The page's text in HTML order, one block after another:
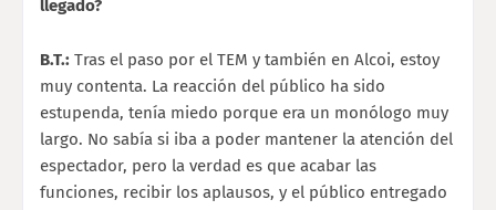
llegado?
B.T.: Tras el paso por el TEM y también en Alcoi, estoy
muy contenta. La reacción del público ha sido
estupenda, tenía miedo porque era un monólogo muy
largo. No sabía si iba a poder mantener la atención del
espectador, pero la verdad es que acabar las
funciones, recibir los aplausos, y el público entregado